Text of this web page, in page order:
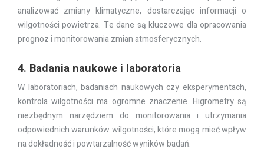
analizować zmiany klimatyczne, dostarczając informacji o
wilgotności powietrza. Te dane są kluczowe dla opracowania
prognoz i monitorowania zmian atmosferycznych.
4. Badania naukowe i laboratoria
W laboratoriach, badaniach naukowych czy eksperymentach,
kontrola wilgotności ma ogromne znaczenie. Higrometry są
niezbędnym narzędziem do monitorowania i utrzymania
odpowiednich warunków wilgotności, które mogą mieć wpływ
na dokładność i powtarzalność wyników badań.